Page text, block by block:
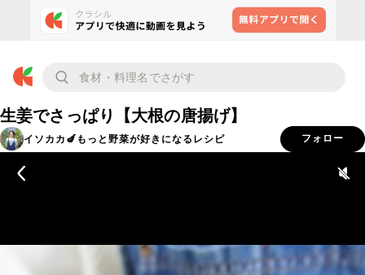
生姜でさっぱり【大根の唐揚げ】
イソカカ🍆もっと野菜が好きになるレシピ フォロー